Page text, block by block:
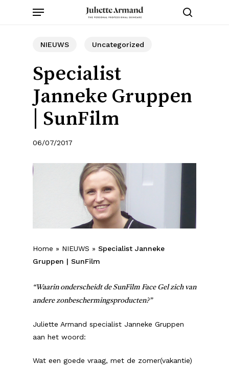
Menu
NIEUWS Uncategorized
Specialist
Janneke Gruppen
| SunFilm
06/07/2017
Home » NIEUWS » Specialist Janneke
Gruppen | SunFilm
“Waarin onderscheidt de SunFilm Face Gel zich van
andere zonbeschermingsproducten?”
Juliette Armand specialist Janneke Gruppen
aan het woord:
Wat een goede vraag, met de zomer(vakantie)